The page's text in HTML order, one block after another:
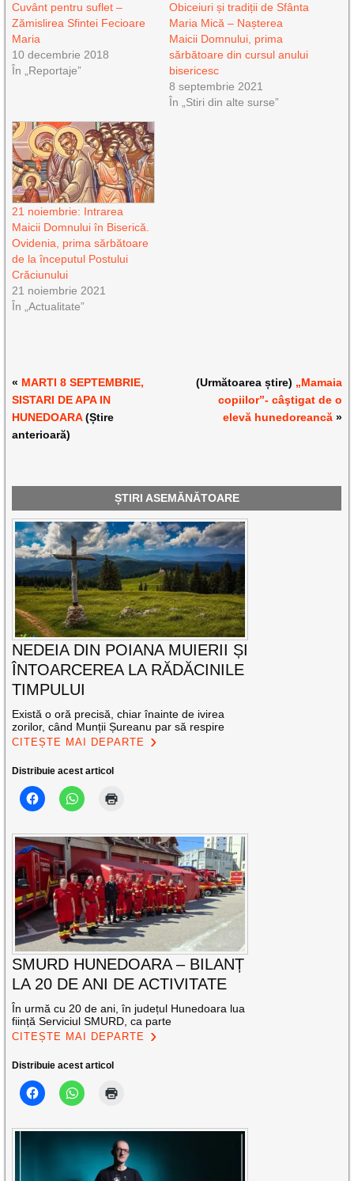
Cuvânt pentru suflet –
Zămislirea Sfintei Fecioare
Maria
10 decembrie 2018
În „Reportaje”
Obiceiuri și tradiții de Sfânta
Maria Mică – Nașterea
Maicii Domnului, prima
sărbătoare din cursul anului
bisericesc
8 septembrie 2021
În „Stiri din alte surse”
21 noiembrie: Intrarea
Maicii Domnului în Biserică.
Ovidenia, prima sărbătoare
de la începutul Postului
Crăciunului
21 noiembrie 2021
În „Actualitate”
« MARTI 8 SEPTEMBRIE,
SISTARI DE APA IN
HUNEDOARA(Știre
anterioară)
(Următoarea știre) „Mamaia
copiilor”- câştigat de o
elevă hunedoreancă»
ȘTIRI ASEMĂNĂTOARE
NEDEIA DIN POIANA MUIERII ȘI
ÎNTOARCEREA LA RĂDĂCINILE
TIMPULUI
Există o oră precisă, chiar înainte de ivirea
zorilor, când Munții Șureanu par să respire
CITEȘTE MAI DEPARTE
Distribuie acest articol
SMURD HUNEDOARA – BILANȚ
LA 20 DE ANI DE ACTIVITATE
În urmă cu 20 de ani, în județul Hunedoara lua
ființă Serviciul SMURD, ca parte
CITEȘTE MAI DEPARTE
Distribuie acest articol